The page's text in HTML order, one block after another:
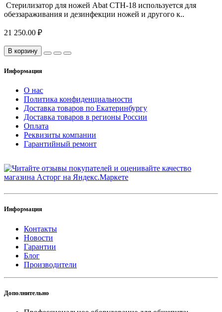
Стерилизатор для ножей Abat СТН-18 используется для
обеззараживания и дезинфекции ножей и другого к..
21 250.00 ₽
В корзину
Информация
О нас
Политика конфиденциальности
Доставка товаров по Екатеринбургу
Доставка товаров в регионы России
Оплата
Реквизиты компании
Гарантийный ремонт
Информация
Контакты
Новости
Гарантии
Блог
Производители
Дополнительно